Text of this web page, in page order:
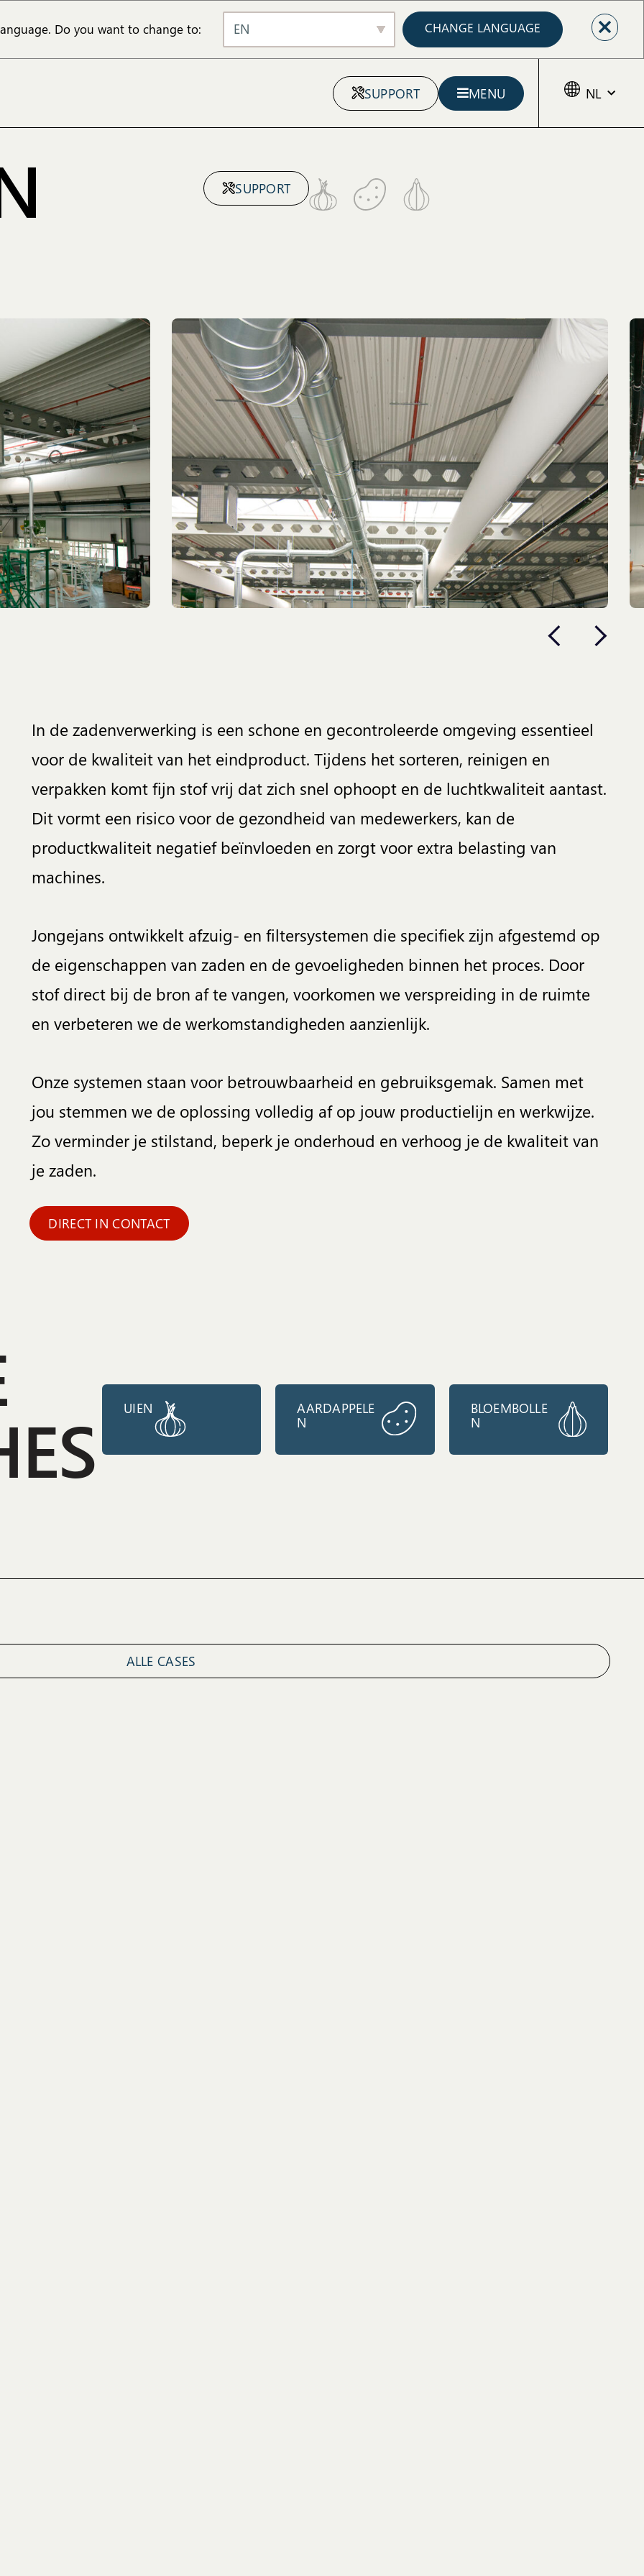
Do you want to change to: EN CHANGE LANGUAGE
SUPPORT MENU NL
SUPPORT
In de zadenverwerking is een schone en gecontroleerde omgeving essentieel
voor de kwaliteit van het eindproduct. Tijdens het sorteren, reinigen en
verpakken komt fijn stof vrij dat zich snel ophoopt en de luchtkwaliteit aantast.
Dit vormt een risico voor de gezondheid van medewerkers, kan de
productkwaliteit negatief beïnvloeden en zorgt voor extra belasting van
machines.
Jongejans ontwikkelt afzuig- en filtersystemen die specifiek zijn afgestemd op
de eigenschappen van zaden en de gevoeligheden binnen het proces. Door
stof direct bij de bron af te vangen, voorkomen we verspreiding in de ruimte
en verbeteren we de werkomstandigheden aanzienlijk.
Onze systemen staan voor betrouwbaarheid en gebruiksgemak. Samen met
jou stemmen we de oplossing volledig af op jouw productielijn en werkwijze.
Zo verminder je stilstand, beperk je onderhoud en verhoog je de kwaliteit van
je zaden.
DIRECT IN CONTACT
UIEN
AARDAPPELE
N
BLOEMBOLLE
N
ALLE CASES